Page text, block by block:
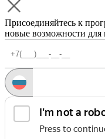
Присоединяйтесь к
новые возможности для